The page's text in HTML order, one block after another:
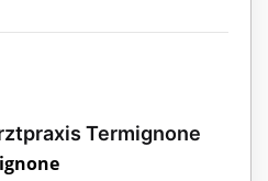
Termignone